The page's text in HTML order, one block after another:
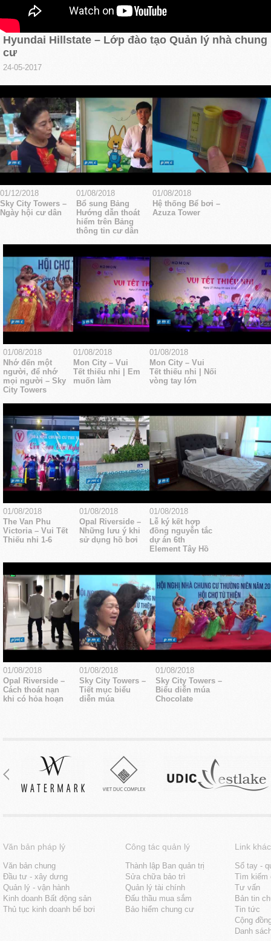
Hyundai Hillstate – Lớp đào tạo Quản lý nhà chung
cư
24-05-2017
01/12/2018
Sky City Towers –
Ngày hội cư dân
01/08/2018
Bổ sung Bảng
Hướng dẫn thoát
hiểm trên Bảng
thông tin cư dân
01/08/2018
Hệ thống Bể bơi –
Azuza Tower
01/08/2018
Nhớ đến một
người, để nhớ
mọi người – Sky
City Towers
01/08/2018
Mon City – Vui
Tết thiếu nhi | Em
muốn làm
01/08/2018
Mon City – Vui
Tết thiếu nhi | Nối
vòng tay lớn
01/08/2018
The Van Phu
Victoria – Vui Tết
Thiếu nhi 1-6
01/08/2018
Opal Riverside –
Những lưu ý khi
sử dụng hồ bơi
01/08/2018
Lễ ký kết hợp
đồng nguyễn tắc
dự án 6th
Element Tây Hồ
01/08/2018
Opal Riverside –
Cách thoát nạn
khi có hỏa hoạn
01/08/2018
Sky City Towers –
Tiết mục biểu
diễn múa
01/08/2018
Sky City Towers –
Biểu diễn múa
Chocolate
Văn bản pháp lý
Văn bản chung
Đầu tư - xây dưng
Quản lý - vận hành
Kinh doanh Bất động sản
Thủ tục kinh doanh bể bơi
Công tác quản lý
Thành lập Ban quản trị
Sửa chữa bảo trì
Quản lý tài chính
Đấu thầu mua sắm
Bảo hiểm chung cư
Link khác
Sổ tay -
Tìm kiếm
Tư vấn
Bản tin
Tin tức
Cộng
Danh